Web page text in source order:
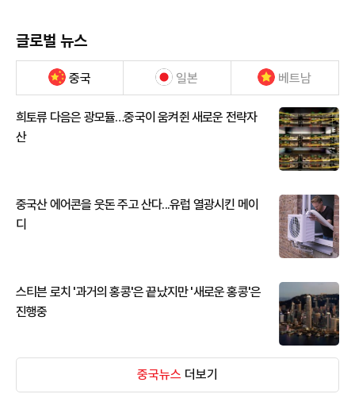
글로벌 뉴스
중국 일본 베트남
희토류 다음은 광모듈…중국이 움켜쥔 새로운 전략자
산
중국산 에어콘을 웃돈 주고 산다...유럽 열광시킨 메이
디
스티븐 로치 '과거의 홍콩'은 끝났지만 '새로운 홍콩'은
진행중
중국뉴스 더보기